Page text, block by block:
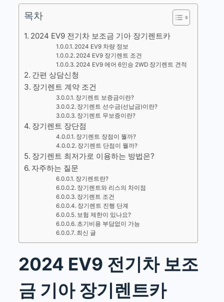
목차
2024 EV9 전기차 보조금 기아 장기렌트카
2024 EV9 차량 정보
2024 EV9 장기렌트 조건
2024 EV9 에어 6인승 2WD 장기렌트 견적
간편 상담신청
장기렌트 계약 조건
장기렌트 보증금이란?
장기렌트 선수금(선납금)이란?
장기렌트 무보증이란?
장기렌트 장단점
장기렌트 장점이 뭘까?
장기렌트 단점이 뭘까?
장기렌트 최저가로 이용하는 방법은?
자주하는 질문
장기렌트란?
장기렌트와 리스의 차이점
장기렌트 조건
장기렌트 진행 단계
보험 제한이 있나요?
초기비용 부담없이 가능
최신 글
2024 EV9 전기차 보조
금 기아 장기렌트카